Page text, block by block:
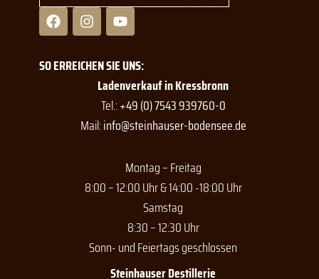
F
a
c
e
b
I
n
s
t
a
m
Y
o
u
t
u
b
e
SO ERREICHEN SIE UNS:
Ladenverkauf in Kressbronn
Tel.:+49 (0) 7543 939760-0
Mail:info@steinhauser-bodensee.de
Montag – Freitag
8:00 – 12:00 Uhr & 14:00 -18:00 Uhr
Samstag
8:30 – 12:30 Uhr
Sonn- und Feiertags geschlossen
Steinhauser Destillerie